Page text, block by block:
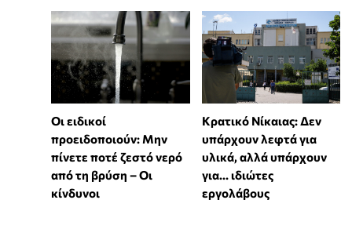
Οι ειδικοί
προειδοποιούν: Μην
πίνετε ποτέ ζεστό νερό
από τη βρύση – Οι
κίνδυνοι
Κρατικό Νίκαιας: Δεν
υπάρχουν λεφτά για
υλικά, αλλά υπάρχουν
για... ιδιώτες
εργολάβους